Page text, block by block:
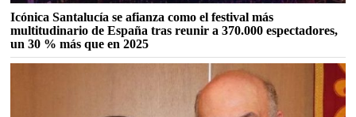
Icónica Santalucía se afianza como el festival más
multitudinario de España tras reunir a 370.000 espectadores,
un 30 % más que en 2025